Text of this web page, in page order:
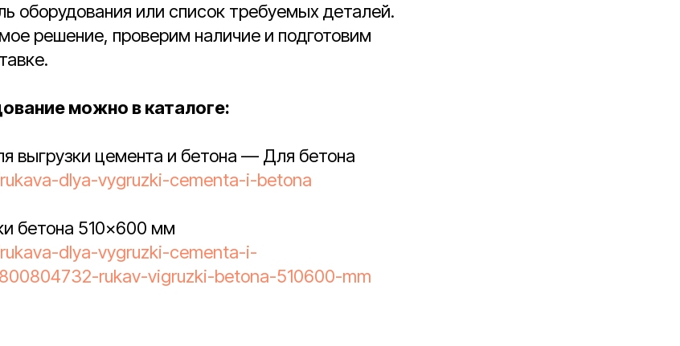
оборудования или список требуемых деталей.
решение, проверим наличие и подготовим
можно в каталоге:
выгрузки цемента и бетона — Для бетона
dlya-vygruzki-cementa-i-betona
бетона 510×600 мм
dlya-vygruzki-cementa-i-
rukav-vigruzki-betona-510600-mm